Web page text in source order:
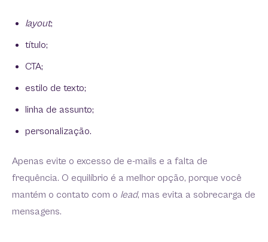
layout;
título;
CTA;
estilo de texto;
linha de assunto;
personalização.
Apenas evite o excesso de e-mails e a falta de
frequência. O equilíbrio é a melhor opção, porque você
mantém o contato com o lead, mas evita a sobrecarga de
mensagens.